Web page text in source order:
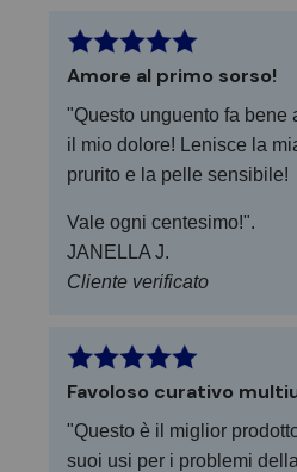
colore sintetico, DEA
Mostra gli ingredienti
Moisture Wicking -
dell'umidità e degli
durata, il calzino
mantiene i piedi
di odori.
Materiali della mostra
Amore al primo sorso!
"Questo unguento fa bene
il mio dolore! Lenisce la
prurito e la pelle sensibile!
Vale ogni centesimo!".
JANELLA J.
Cliente verificato
Favoloso curativo
"Questo è il miglior
suoi usi per i problemi